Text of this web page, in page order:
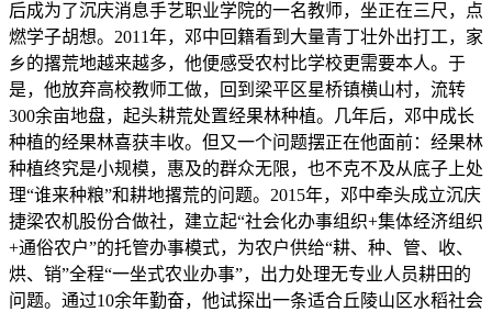
后成为了沉庆消息手艺职业学院的一名教师，坐正在三尺，点
燃学子胡想。2011年，邓中回籍看到大量青丁壮外出打工，家
乡的撂荒地越来越多，他便感受农村比学校更需要本人。于
是，他放弃高校教师工做，回到梁平区星桥镇横山村，流转
300余亩地盘，起头耕荒处置经果林种植。几年后，邓中成长
种植的经果林喜获丰收。但又一个问题摆正在他面前：经果林
种植终究是小规模，惠及的群众无限，也不克不及从底子上处
理“谁来种粮”和耕地撂荒的问题。2015年，邓中牵头成立沉庆
捷梁农机股份合做社，建立起“社会化办事组织+集体经济组织
+通俗农户”的托管办事模式，为农户供给“耕、种、管、收、
烘、销”全程“一坐式农业办事”，出力处理无专业人员耕田的
问题。通过10余年勤奋，他试探出一条适合丘陵山区水稻社会